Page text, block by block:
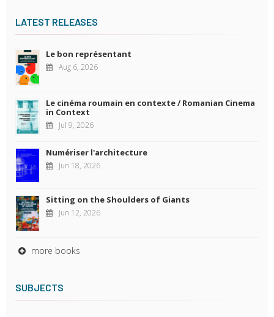
LATEST RELEASES
Le bon représentant
Aug 6, 2026
Le cinéma roumain en contexte / Romanian Cinema
in Context
Jul 9, 2026
Numériser l'architecture
Jun 18, 2026
Sitting on the Shoulders of Giants
Jun 12, 2026
more books
SUBJECTS